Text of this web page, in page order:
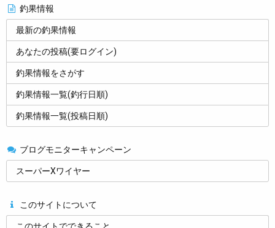
釣果情報
最新の釣果情報
あなたの投稿(要ログイン)
釣果情報をさがす
釣果情報一覧(釣行日順)
釣果情報一覧(投稿日順)
ブログモニターキャンペーン
スーパーXワイヤー
このサイトについて